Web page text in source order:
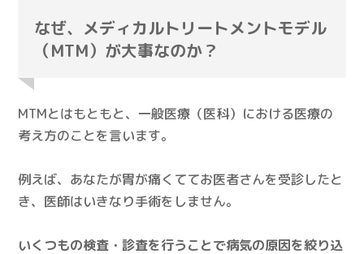
なぜ、メディカルトリートメントモデル
（MTM）が大事なのか？
MTMとはもともと、一般医療（医科）における医療の
考え方のことを言います。
例えば、あなたが胃が痛くててお医者さんを受診したと
き、医師はいきなり手術をしません。
いくつもの検査・診査を行うことで病気の原因を絞り込